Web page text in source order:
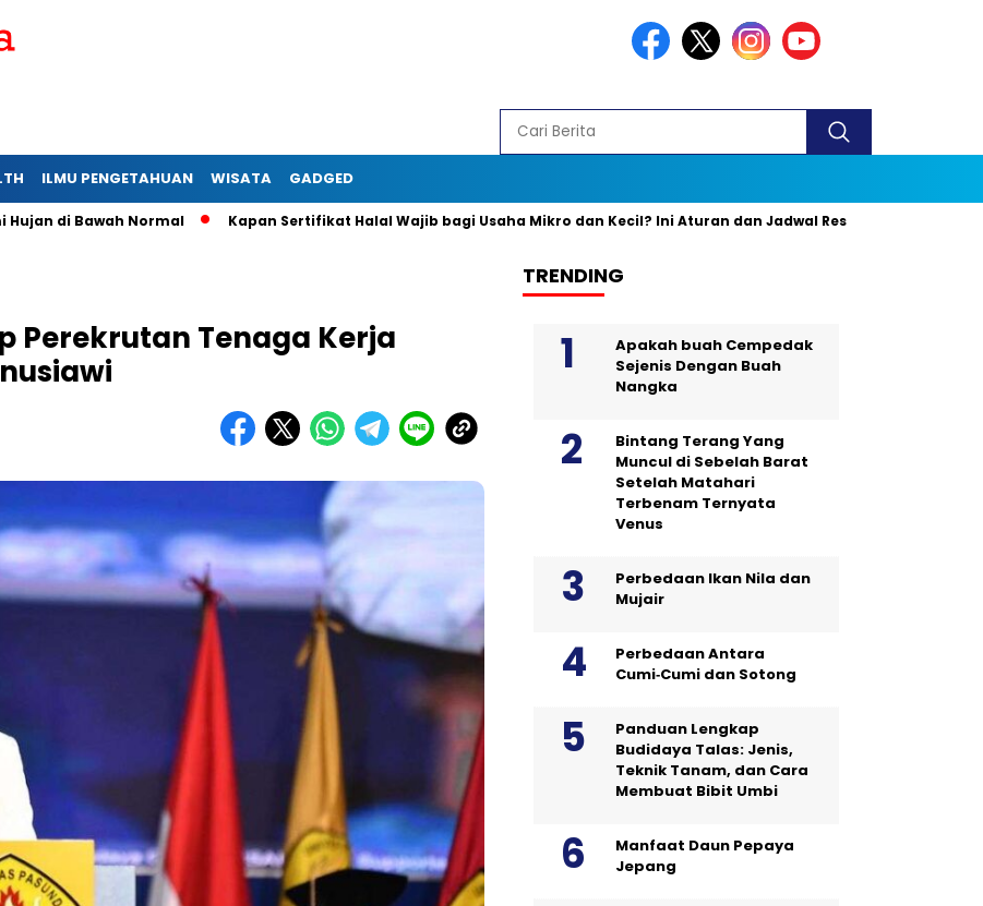
ILMU PENGETAHUAN WISATA GADGED
Normal Kapan Sertifikat Halal Wajib bagi Usaha Mikro dan Kecil? Ini Aturan dan Jadwal Resminya
Perekrutan Tenaga Kerja
TRENDING
Apakah buah Cempedak
Sejenis Dengan Buah
Nangka
Bintang Terang Yang
Muncul di Sebelah Barat
Setelah Matahari
Terbenam Ternyata
Venus
Perbedaan Ikan Nila dan
Mujair
Perbedaan Antara
Cumi‑Cumi dan Sotong
Panduan Lengkap
Budidaya Talas: Jenis,
Teknik Tanam, dan Cara
Membuat Bibit Umbi
Manfaat Daun Pepaya
Jepang